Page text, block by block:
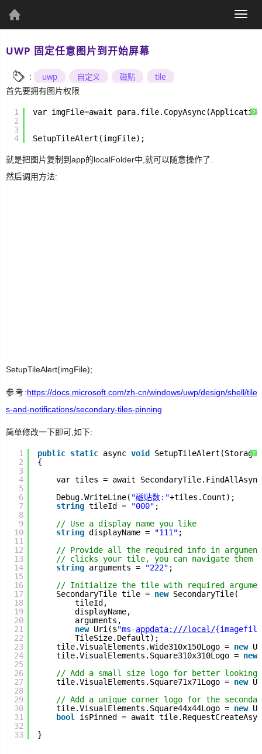
个人资料
个人主页 发表文章
Xamarin
错
误
软
教
Unity3D
SignalR
ASP.NET
Win10
(current)
UWP 固定任意图片到开始屏幕
: uwp 自定义 磁贴 tile
首先要拥有图片权限
?
1
2
3
4
var imgFile=await
SetupTileAlert(imgFile);
就是把图片复制到app的localFolder中,就可以随意操作了.
然后调用方法:
SetupTileAlert(imgFile);
参考:https://docs.microsoft.com/zh-cn/windows/uwp/design/shell/tile
s-and-notifications/secondary-tiles-pinning
简单修改一下即可,如下:
?
1
2
3
4
5
6
7
8
9
10
11
12
13
14
15
16
17
18
19
20
21
22
23
24
25
26
27
28
29
30
31
32
33
public static async void
{
var tiles = await
Debug.WriteLine( "磁贴数:"+tiles.Count);
string tileId = "000" ;
// Use a display name you like
string displayName = "111" ;
// Provide all the required info in
// clicks your tile, you can navigate them
string arguments = "222" ;
// Initialize the tile with required
SecondaryTile tile = new SecondaryTile(
tileId,
displayName,
arguments,
new Uri($"ms-appdata:///local/
TileSize.Default);
tile.VisualElements.Wide310x150Logo = new
tile.VisualElements.Square310x310Logo = new
// Add a small size logo for better
tile.VisualElements.Square71x71Logo = new
// Add a unique corner logo for the
tile.VisualElements.Square44x44Logo = new
bool
isPinned = await
}